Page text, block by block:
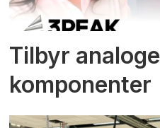
Tilbyr
komponenter